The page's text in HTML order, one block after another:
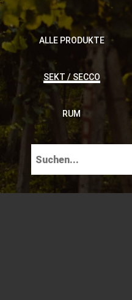
ALLE PRODUKTE
SEKT / SECCO
RUM